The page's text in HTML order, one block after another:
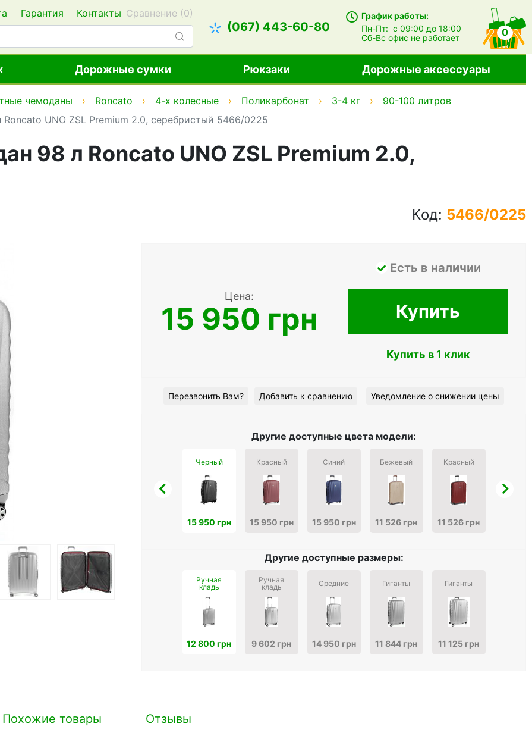
Гарантия Контакты Сравнение (0)
(067) 443-60-80
График работы:
Пн-Пт:с 09:00 до 18:00
Сб-Всофис не работает 0
Дорожные сумки Рюкзаки Дорожные аксессуары
чемоданы Roncato 4-х колесные Поликарбонат 3-4 кг
90-100 литров
UNO ZSL Premium 2.0, серебристый 5466/0225
98 л Roncato UNO ZSL Premium 2.0,
Код: 5466/0225
Цена:
15 950 грн
Есть в наличии
Купить
Купить в 1 клик
Перезвонить Вам? Добавить к сравнению Уведомление о снижении цены
Другие доступные цвета модели:
Черный
15 950 грн
Красный
15 950 грн
Синий
15 950 грн
Бежевый
11 526 грн
Красный
11 526 грн
Другие доступные размеры:
Ручная
кладь
12 800 грн
Ручная
кладь
9 602 грн
Средние
14 950 грн
Гиганты
11 844 грн
Гиганты
11 125 грн
Похожие товары Отзывы